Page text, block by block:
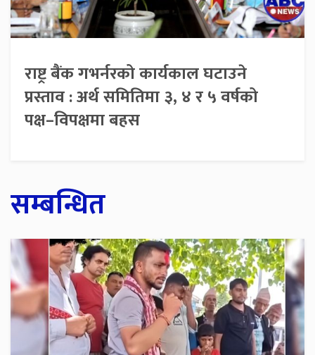
राष्ट्र बैंक गभर्नरको कार्यकाल घटाउने
प्रस्ताव : अर्थ समितिमा ३, ४ र ५ वर्षको
पक्ष–विपक्षमा बहस
सम्बन्धित